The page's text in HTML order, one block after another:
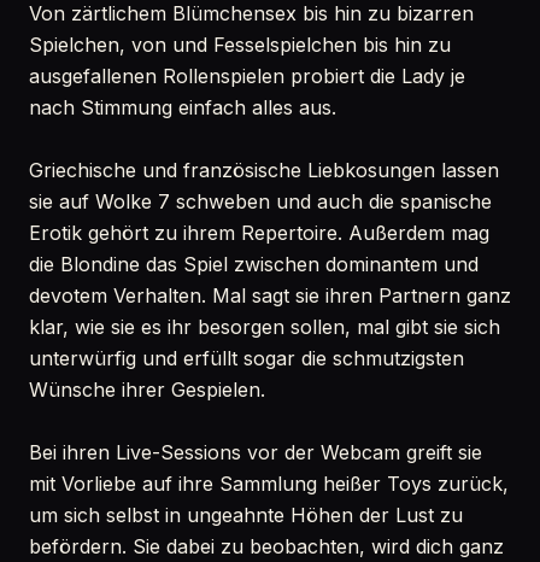
Von zärtlichem Blümchensex bis hin zu bizarren
Spielchen, von und Fesselspielchen bis hin zu
ausgefallenen Rollenspielen probiert die Lady je
nach Stimmung einfach alles aus.
Griechische und französische Liebkosungen lassen
sie auf Wolke 7 schweben und auch die spanische
Erotik gehört zu ihrem Repertoire. Außerdem mag
die Blondine das Spiel zwischen dominantem und
devotem Verhalten. Mal sagt sie ihren Partnern ganz
klar, wie sie es ihr besorgen sollen, mal gibt sie sich
unterwürfig und erfüllt sogar die schmutzigsten
Wünsche ihrer Gespielen.
Bei ihren Live-Sessions vor der Webcam greift sie
mit Vorliebe auf ihre Sammlung heißer Toys zurück,
um sich selbst in ungeahnte Höhen der Lust zu
befördern. Sie dabei zu beobachten, wird dich ganz